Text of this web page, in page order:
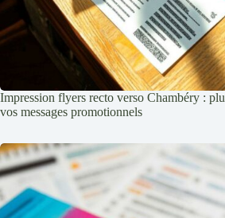
Impression flyers recto verso Chambéry :
vos messages promotionnels